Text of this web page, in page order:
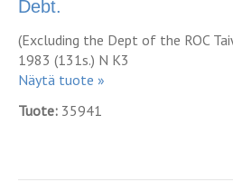
Debt.
(Excluding the Dept of the ROC
1983 (131s.) N K3
Näytä tuote »
Tuote: 35941